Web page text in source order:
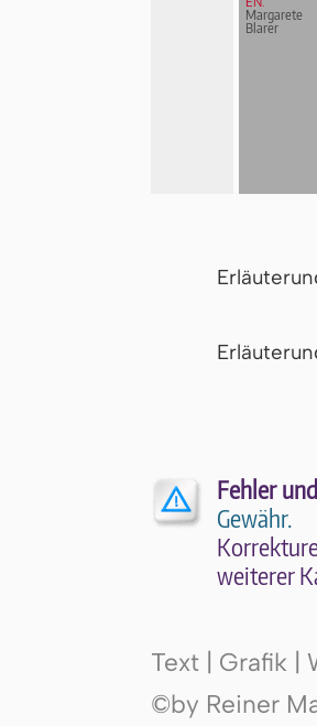
Margarete
Blarer
Fehler
Gewähr.
wei­te­rer
Text | Grafik |
©by Reiner